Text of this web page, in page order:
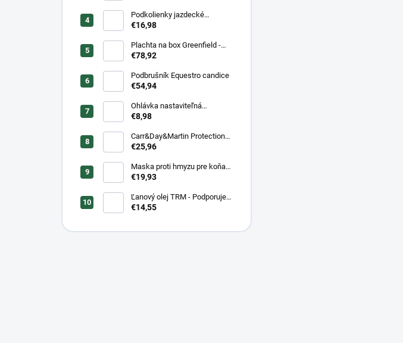
Podkolienky jazdecké
Makebe Pro Rider
€16,98
Plachta na box Greenfield -
modrá/modrá -
€78,92
Podbrušník Equestro candice
€54,94
Ohlávka nastaviteľná
Greenfield pre žriebätá
€8,98
Carr&Day&Martin Protection
Plus, balenie 500ml
€25,96
Maska proti hmyzu pre koňa
strečová Waldhausen
€19,93
Ľanový olej TRM - Podporuje
trávenie a stav srsti
€14,55